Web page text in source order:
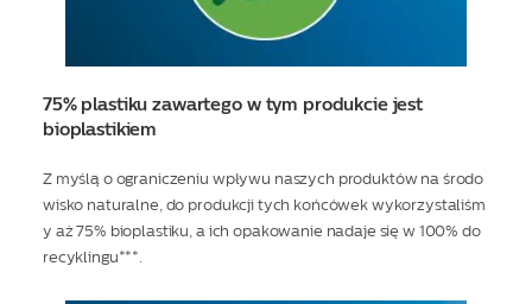
75% plastiku zawartego w tym produkcie jest
bioplastikiem
Z myślą o ograniczeniu wpływu naszych produktów na środo
wisko naturalne, do produkcji tych końcówek wykorzystaliśm
y aż 75% bioplastiku, a ich opakowanie nadaje się w 100% do
recyklingu***.